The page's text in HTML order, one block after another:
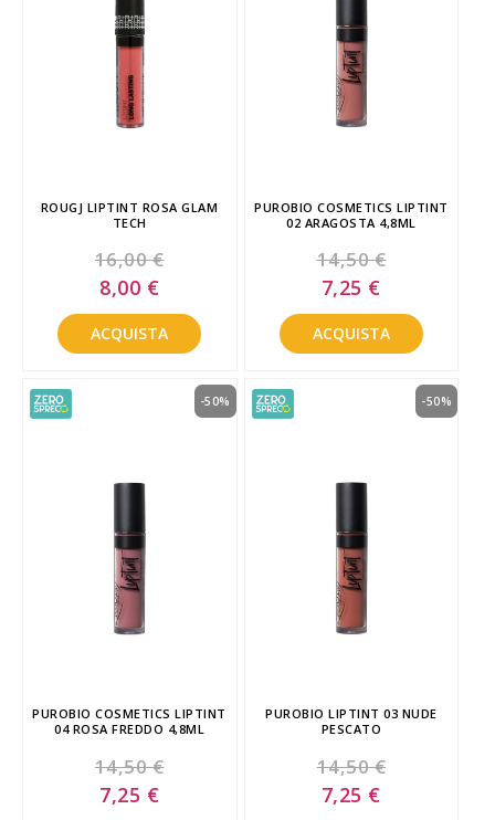
ROUGJ LIPTINT ROSA GLAM
TECH
16,00 €
Special
Price
8,00 €
ACQUISTA
PUROBIO COSMETICS LIPTINT
02 ARAGOSTA 4,8ML
14,50 €
Special
Price
7,25 €
ACQUISTA
PUROBIO COSMETICS LIPTINT
04 ROSA FREDDO 4,8ML
14,50 €
-50%
Special
Price
7,25 €
PUROBIO LIPTINT 03 NUDE
PESCATO
14,50 €
-50%
Special
Price
7,25 €